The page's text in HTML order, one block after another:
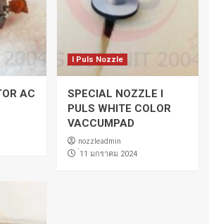
AC
I Puls Nozzle
SPECIAL NOZZLE I
PULS WHITE COLOR
VACCUMPAD
nozzleadmin
่11 มกราคม 2024